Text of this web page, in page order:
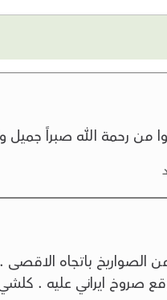
من رحمة الله صبراً جميل
الصواريخ باتجاه
صروخ ايراني عليه .